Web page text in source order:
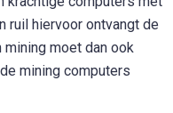
ruil hiervoor ontvangt de
moet dan ook
mining computers